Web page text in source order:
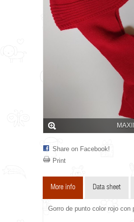
Share on Facebook!
Print
More info Data sheet
Gorro de punto color rojo